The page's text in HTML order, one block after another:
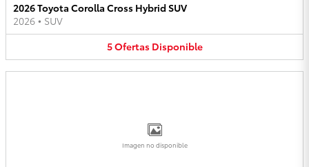
2026 Toyota Corolla Cross Hybrid SUV
2026 • SUV
5Ofertas Disponible
Imagen no disponible